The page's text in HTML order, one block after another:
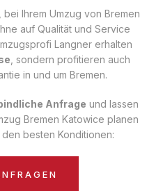
Ihrem Umzug von Bremen
auf Qualität und Service
Langner erhalten
, sondern profitieren auch
in und um Bremen.
Anfrage und lassen
Bremen Katowice planen
besten Konditionen: